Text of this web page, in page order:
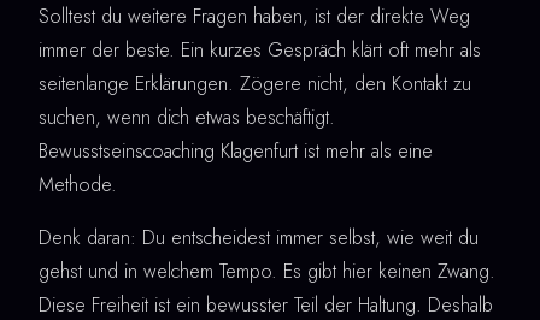
Solltest du weitere Fragen haben, ist der direkte Weg
immer der beste. Ein kurzes Gespräch klärt oft mehr als
seitenlange Erklärungen. Zögere nicht, den Kontakt zu
suchen, wenn dich etwas beschäftigt.
Bewusstseinscoaching Klagenfurt ist mehr als eine
Methode.
Denk daran: Du entscheidest immer selbst, wie weit du
gehst und in welchem Tempo. Es gibt hier keinen Zwang.
Diese Freiheit ist ein bewusster Teil der Haltung. Deshalb